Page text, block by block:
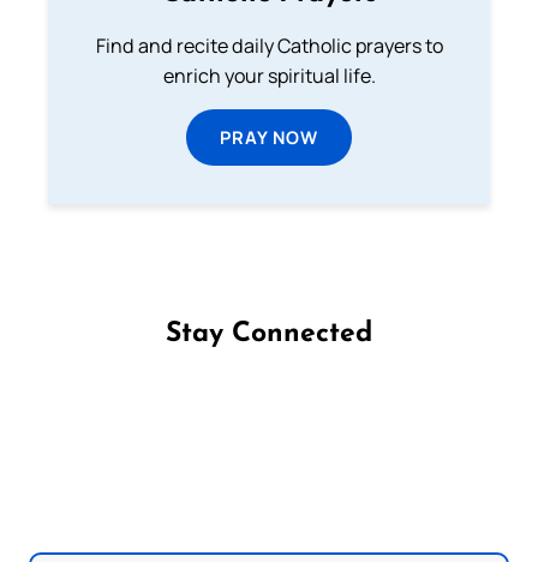
Find and recite daily Catholic prayers to
enrich your spiritual life.
PRAY NOW
Stay Connected